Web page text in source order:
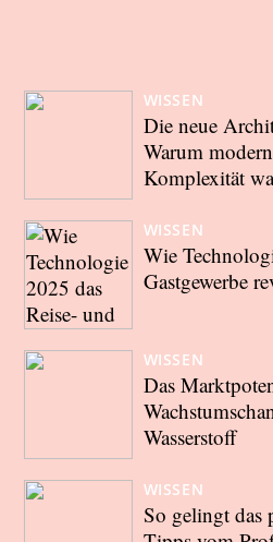
WISSEN
Die neue
Warum
Komplexität
WISSEN
Wie
Gastgewerbe
WISSEN
Das
Wasserstoff
WISSEN
So gelingt das